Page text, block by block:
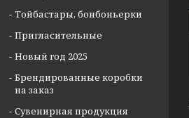
Тойбастары, бонбоньерки
Пригласительные
Новый год 2025
Брендированные коробки
на заказ
Сувенирная продукция